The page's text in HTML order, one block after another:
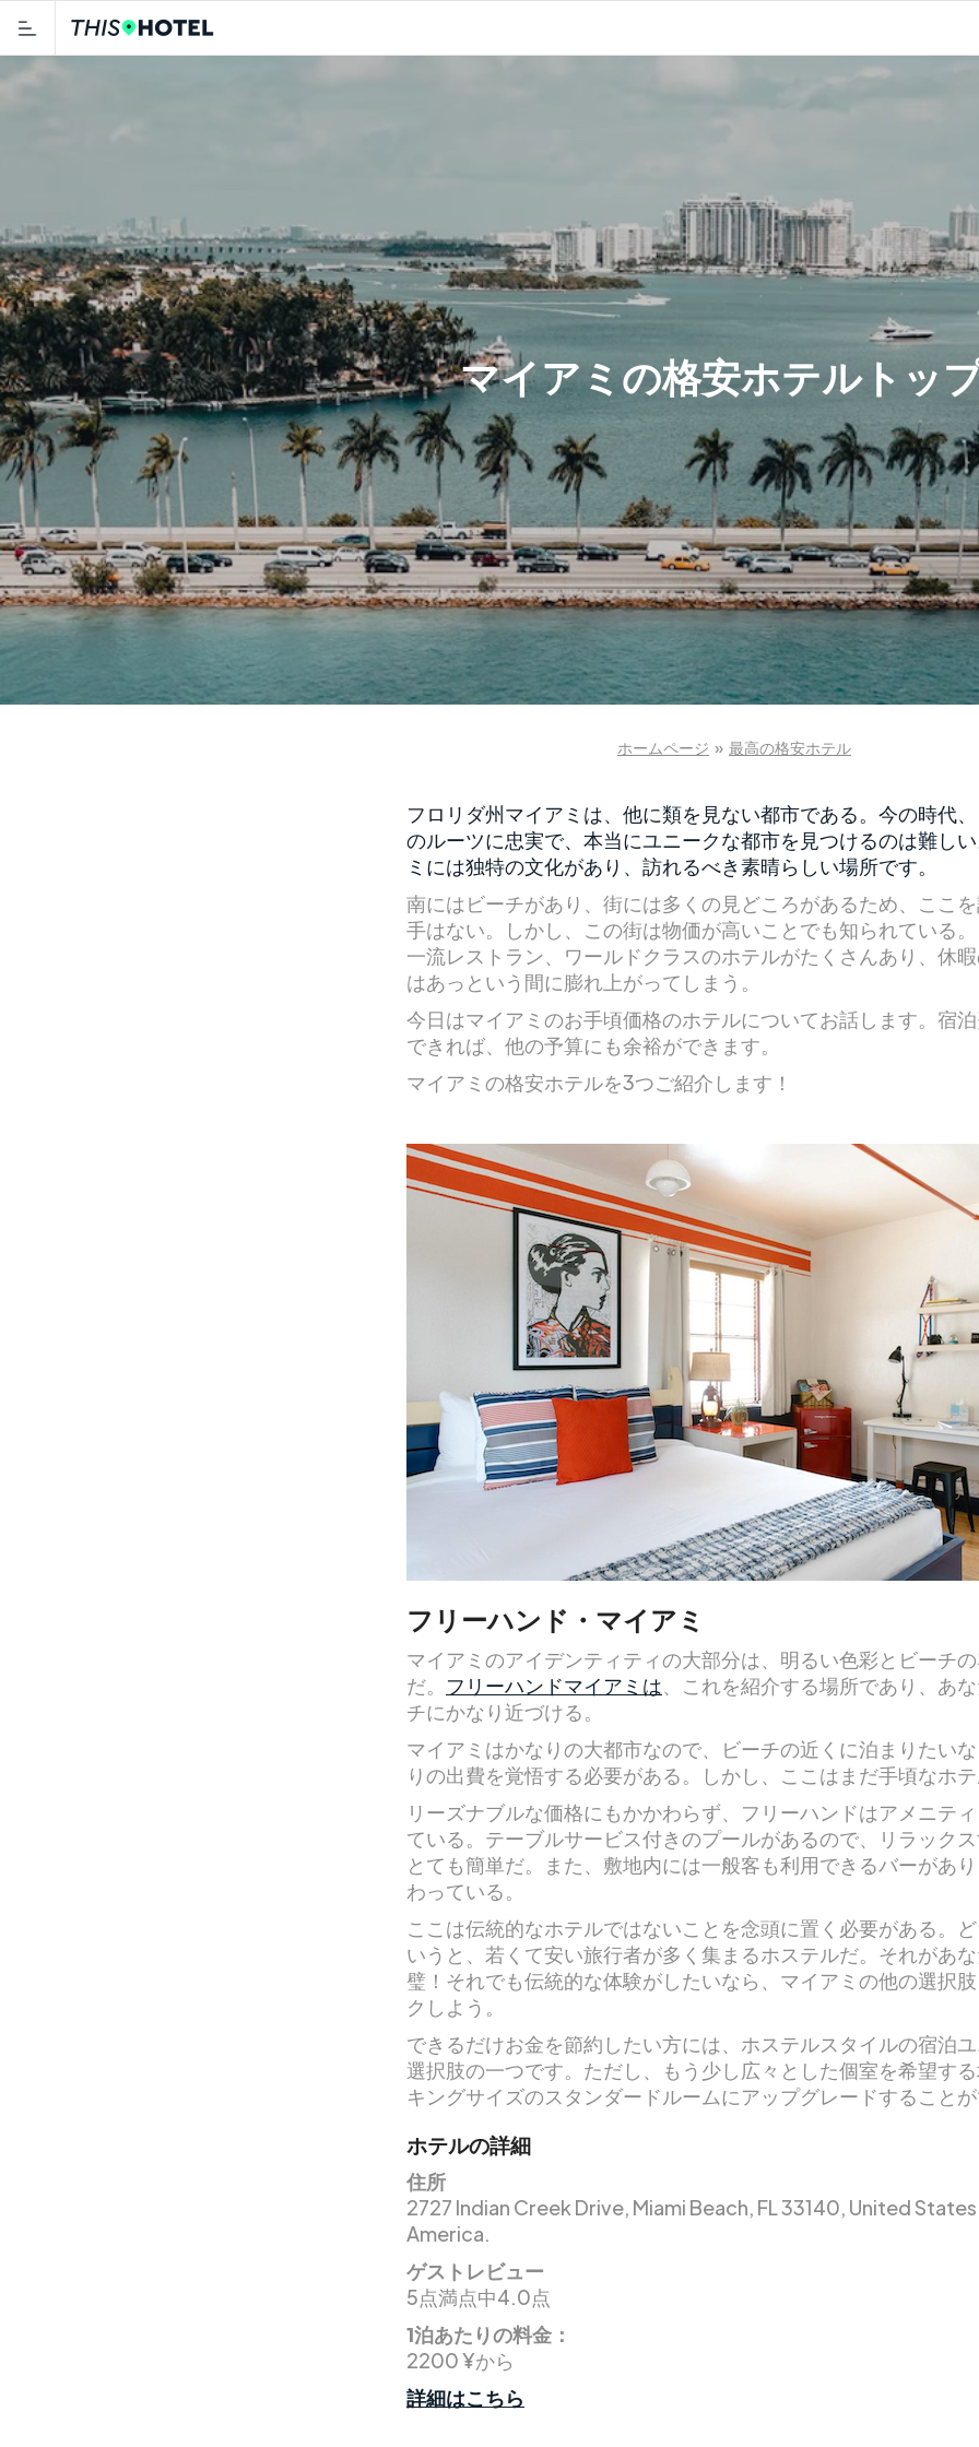
マイアミの格安ホテルトッ
ホームページ » 最高の格安ホテル
フロリダ州マイアミは、他に類を見ない都市である。今の時代
のルーツに忠実で、本当にユニークな都市を見つけるのは難し
ミには独特の文化があり、訪れるべき素晴らしい場所です。
南にはビーチがあり、街には多くの見どころがあるため、ここ
手はない。しかし、この街は物価が高いことでも知られている
一流レストラン、ワールドクラスのホテルがたくさんあり、休
はあっという間に膨れ上がってしまう。
今日はマイアミのお手頃価格のホテルについてお話します。宿
できれば、他の予算にも余裕ができます。
マイアミの格安ホテルを3つご紹介します！
フリーハンド・マイアミ
マイアミのアイデンティティの大部分は、明るい色彩とビーチ
だ。 フリーハンドマイアミは、これを紹介する場所であり、あ
チにかなり近づける。
マイアミはかなりの大都市なので、ビーチの近くに泊まりたい
りの出費を覚悟する必要がある。しかし、ここはまだ手頃なホ
リーズナブルな価格にもかかわらず、フリーハンドはアメニテ
ている。テーブルサービス付きのプールがあるので、リラック
とても簡単だ。また、敷地内には一般客も利用できるバーがあ
わっている。
ここは伝統的なホテルではないことを念頭に置く必要がある。
いうと、若くて安い旅行者が多く集まるホステルだ。それがあ
璧！それでも伝統的な体験がしたいなら、マイアミの他の選択
クしよう。
できるだけお金を節約したい方には、ホステルスタイルの宿泊
選択肢の一つです。ただし、もう少し広々とした個室を希望す
キングサイズのスタンダードルームにアップグレードすること
ホテルの詳細
住所
2727 Indian Creek Drive, Miami Beach, FL 33140, United
America.
ゲストレビュー
5点満点中4.0点
1泊あたりの料金：
2200 ¥から
詳細はこちら